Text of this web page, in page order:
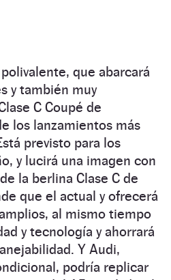
que abarcará
y también muy
C Coupé de
los lanzamientos más
previsto para los
y lucirá una imagen con
la berlina Clase C de
que el actual y ofrecerá
al mismo tiempo
y tecnología y ahorrará
Y Audi,
podría replicar